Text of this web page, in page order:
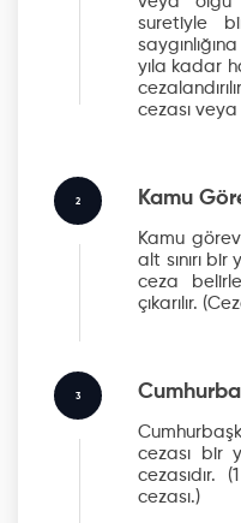
suretiyle
yıla kadar
cezası
2 Kamu
Kamu
alt sınırı
ceza
çıkarılır.
3
cezası bir
cezasıdır.
cezası.)